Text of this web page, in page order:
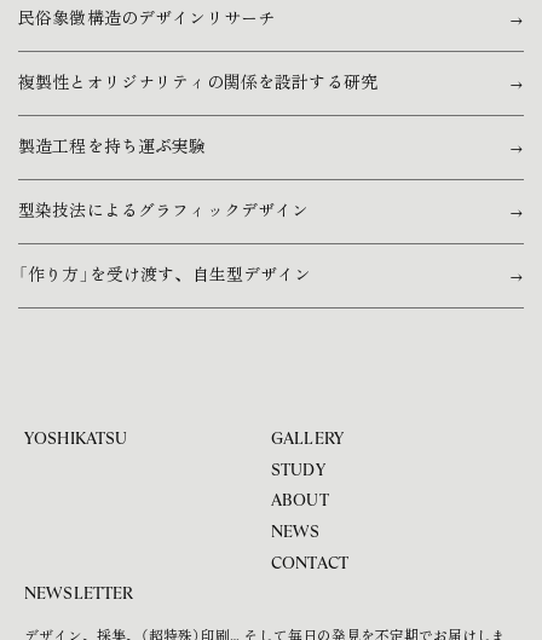
民俗象徴構造のデザインリサーチ
複製性とオリジナリティの関係を設計する研究
製造工程を持ち運ぶ実験
型染技法によるグラフィックデザイン
「作り方」を受け渡す、自生型デザイン
YOSHIKATSU
GALLERY
STUDY
ABOUT
NEWS
CONTACT
NEWSLETTER
デザイン、採集、（超特殊）印刷… そして毎日の発見を不定期でお届けしま